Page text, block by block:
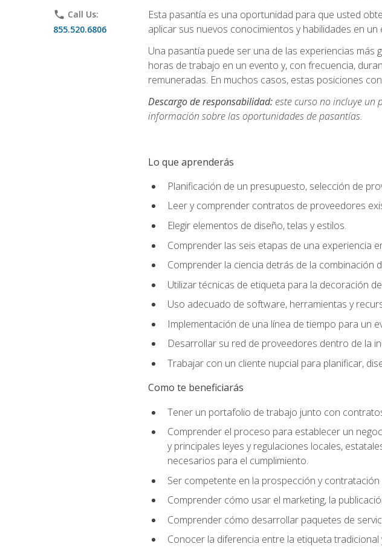
phone Call Us:
855.520.6806
Esta pasantía es una oportunidad para que usted
aplicar sus nuevos conocimientos y habilidades en
Una pasantía puede ser una de las experiencias
horas de trabajo en un evento y, con frecuencia,
remuneradas. En muchos casos, estas posiciones
Descargo de responsabilidad:este curso no incluye un
información sobre las oportunidades de pasantías.
Lo que aprenderás
Planificación de un presupuesto, selección de
Leer y comprender contratos de proveedores
Elegir elementos de diseño, telas y estilos.
Comprender las seis etapas de una experiencia
Comprender la ciencia detrás de la combinación
Utilizar técnicas de etiqueta para la decoración
Uso adecuado de software, herramientas y
Implementación de una línea de tiempo para un
Desarrollar su red de proveedores dentro de la
Trabajar con un cliente nupcial para planificar,
Como te beneficiarás
Tener un portafolio de trabajo junto con
Comprender el proceso para establecer un
y principales leyes y regulaciones locales,
necesarios para el cumplimiento.
Ser competente en la prospección y
Comprender cómo usar el marketing, la
Comprender cómo desarrollar paquetes de
Conocer la diferencia entre la etiqueta tradicional